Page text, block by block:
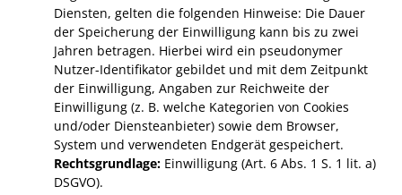
Diensten, gelten die folgenden Hinweise: Die Dauer
der Speicherung der Einwilligung kann bis zu zwei
Jahren betragen. Hierbei wird ein pseudonymer
Nutzer-Identifikator gebildet und mit dem Zeitpunkt
der Einwilligung, Angaben zur Reichweite der
Einwilligung (z. B. welche Kategorien von Cookies
und/oder Diensteanbieter) sowie dem Browser,
System und verwendeten Endgerät gespeichert.
Rechtsgrundlage: Einwilligung (Art. 6 Abs. 1 S. 1 lit. a)
DSGVO).